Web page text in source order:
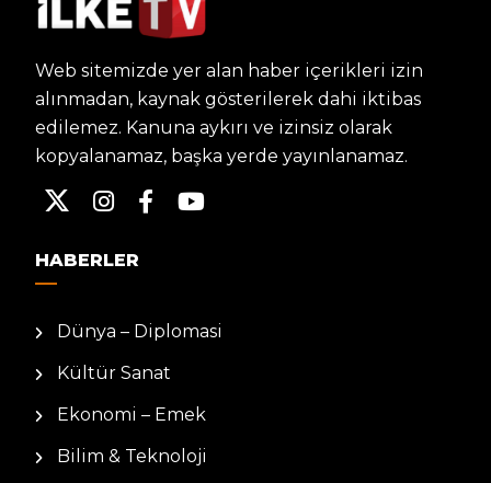
Web sitemizde yer alan haber içerikleri izin
alınmadan, kaynak gösterilerek dahi iktibas
edilemez. Kanuna aykırı ve izinsiz olarak
kopyalanamaz, başka yerde yayınlanamaz.
HABERLER
Dünya – Diplomasi
Kültür Sanat
Ekonomi – Emek
Bilim & Teknoloji